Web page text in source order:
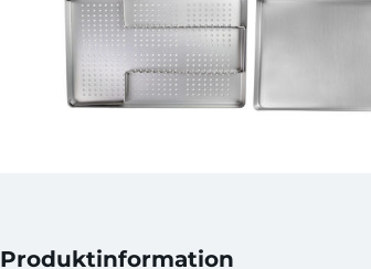
Produktinformation